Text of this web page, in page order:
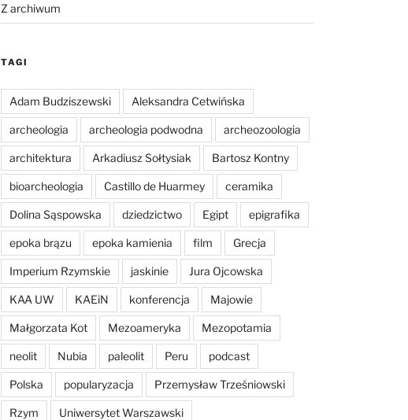
Z archiwum
TAGI
Adam Budziszewski Aleksandra Cetwińska
archeologia archeologia podwodna archeozoologia
architektura Arkadiusz Sołtysiak Bartosz Kontny
bioarcheologia Castillo de Huarmey ceramika
Dolina Sąspowska dziedzictwo Egipt epigrafika
epoka brązu epoka kamienia film Grecja
Imperium Rzymskie jaskinie Jura Ojcowska
KAA UW KAEiN konferencja Majowie
Małgorzata Kot Mezoameryka Mezopotamia
neolit Nubia paleolit Peru podcast
Polska popularyzacja Przemysław Trześniowski
Rzym Uniwersytet Warszawski